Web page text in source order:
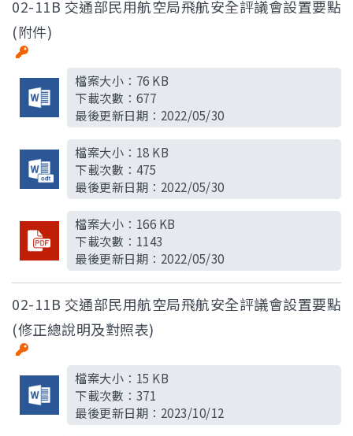
02-11B 交通部民用航空局飛航安全評議會設置要點
(附件)
檔案大小： 76 KB
下載次數： 677
最後更新日期： 2022/05/30
檔案大小： 18 KB
下載次數： 475
最後更新日期： 2022/05/30
檔案大小： 166 KB
下載次數： 1143
最後更新日期： 2022/05/30
02-11B 交通部民用航空局飛航安全評議會設置要點
(修正總說明及對照表)
檔案大小： 15 KB
下載次數： 371
最後更新日期： 2023/10/12